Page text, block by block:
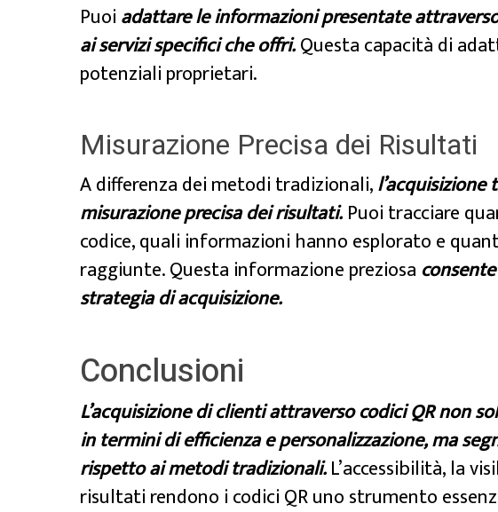
Puoiadattare le informazioni presentate
ai servizi specifici che offri.Questa capacità di
potenziali proprietari.
Misurazione Precisa dei Risultati
A differenza dei metodi tradizionali,
misurazione precisa dei risultati.Puoi tracciare
codice, quali informazioni hanno esplorato e
raggiunte. Questa informazione preziosa
strategia di acquisizione.
Conclusioni
L’acquisizione di clienti attraverso codici QR non
in termini di efficienza e personalizzazione, ma
rispetto ai metodi tradizionali.L’accessibilità, la
risultati rendono i codici QR uno strumento